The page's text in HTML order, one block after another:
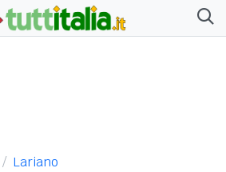
Lariano